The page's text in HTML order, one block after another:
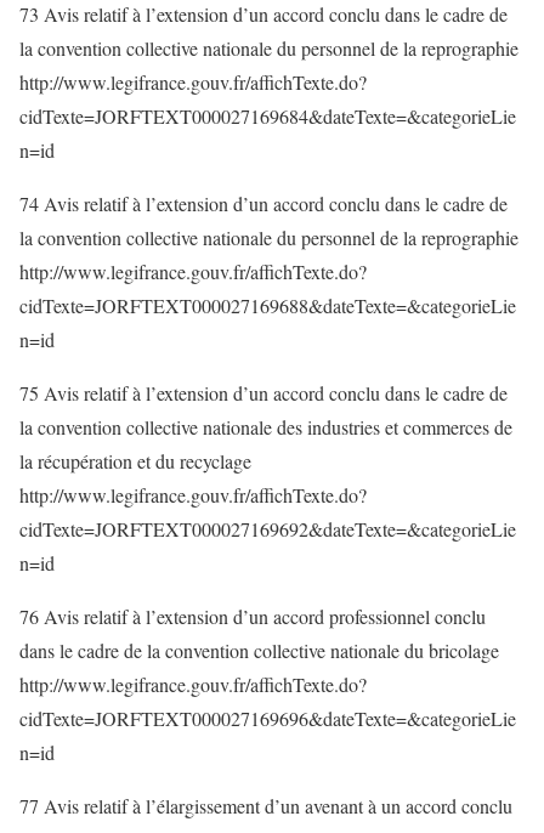
73 Avis relatif à l’extension d’un accord conclu dans le cadre de
la convention collective nationale du personnel de la reprographie
http://www.legifrance.gouv.fr/affichTexte.do?
cidTexte=JORFTEXT000027169684&dateTexte=&categorieLie
n=id
74 Avis relatif à l’extension d’un accord conclu dans le cadre de
la convention collective nationale du personnel de la reprographie
http://www.legifrance.gouv.fr/affichTexte.do?
cidTexte=JORFTEXT000027169688&dateTexte=&categorieLie
n=id
75 Avis relatif à l’extension d’un accord conclu dans le cadre de
la convention collective nationale des industries et commerces de
la récupération et du recyclage
http://www.legifrance.gouv.fr/affichTexte.do?
cidTexte=JORFTEXT000027169692&dateTexte=&categorieLie
n=id
76 Avis relatif à l’extension d’un accord professionnel conclu
dans le cadre de la convention collective nationale du bricolage
http://www.legifrance.gouv.fr/affichTexte.do?
cidTexte=JORFTEXT000027169696&dateTexte=&categorieLie
n=id
77 Avis relatif à l’élargissement d’un avenant à un accord conclu